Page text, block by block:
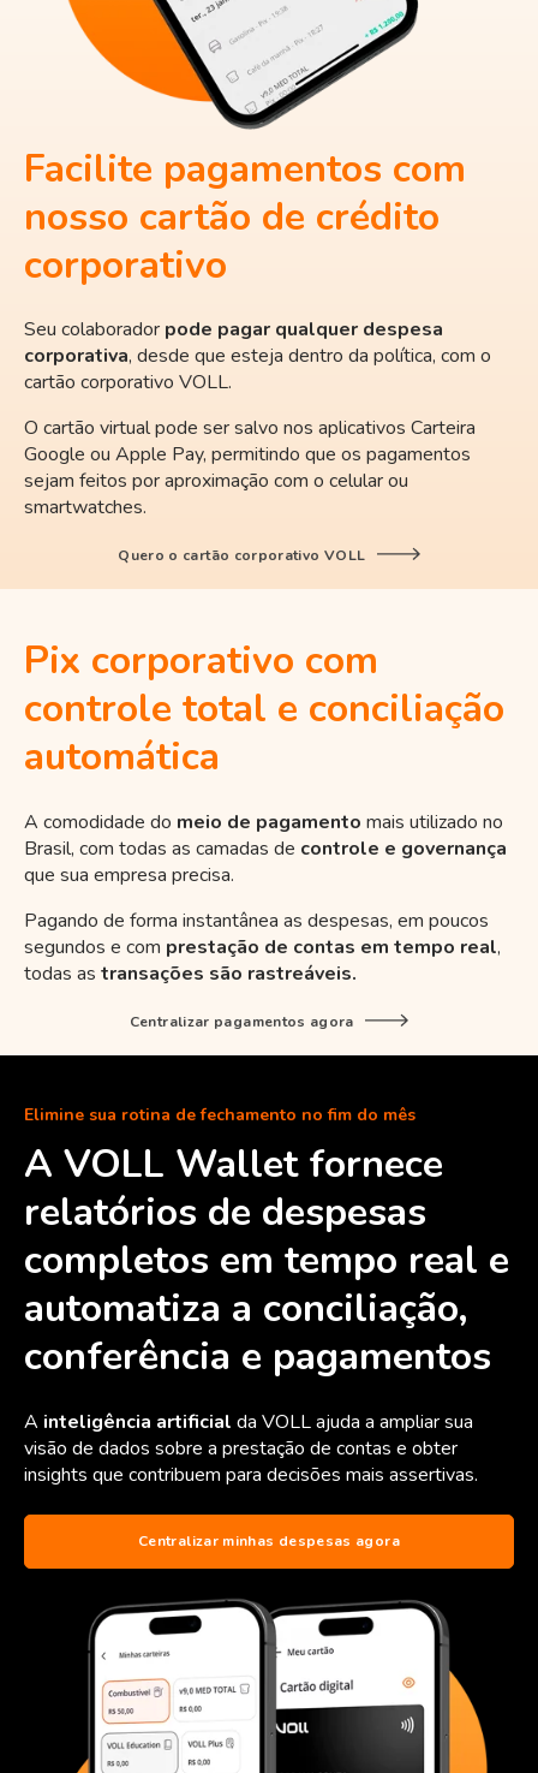
Facilite pagamentos com
nosso cartão de crédito
corporativo
Seu colaborador pode pagar qualquer despesa
corporativa, desde que esteja dentro da política, com o
cartão corporativo VOLL.
O cartão virtual pode ser salvo nos aplicativos Carteira
Google ou Apple Pay, permitindo que os pagamentos
sejam feitos por aproximação com o celular ou
smartwatches.
Quero o cartão corporativo VOLL
Pix corporativo com
controle total e conciliação
automática
A comodidade do meio de pagamento mais utilizado no
Brasil, com todas as camadas de controle e governança
que sua empresa precisa.
Pagando de forma instantânea as despesas, em poucos
segundos e com prestação de contas em tempo real,
todas as transações são rastreáveis.
Centralizar pagamentos agora
Elimine sua rotina de fechamento no fim do mês
A VOLL Wallet fornece
relatórios de despesas
completos em tempo real e
automatiza a conciliação,
conferência e pagamentos
A inteligência artificial da VOLL ajuda a ampliar sua
visão de dados sobre a prestação de contas e obter
insights que contribuem para decisões mais assertivas.
Centralizar minhas despesas agora